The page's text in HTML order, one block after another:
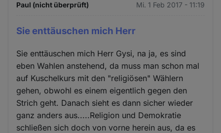
Paul (nicht überprüft) Mi. 1 Feb 2017 - 11:19
Sie enttäuschen mich Herr
Sie enttäuschen mich Herr Gysi, na ja, es sind
eben Wahlen anstehend, da muss man schon mal
auf Kuschelkurs mit den "religiösen" Wählern
gehen, obwohl es einem eigentlich gegen den
Strich geht. Danach sieht es dann sicher wieder
ganz anders aus.....Religion und Demokratie
schließen sich doch von vorne herein aus, da es